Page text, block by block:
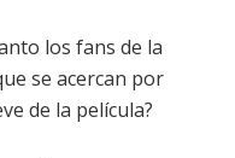
los fans de la
se acercan por
de la película?